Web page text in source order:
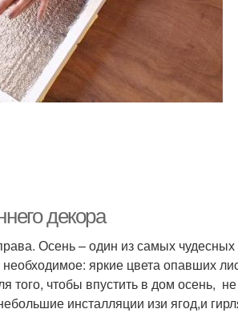
декора
Осень – один из самых
яркие цвета опавших
чтобы впустить в дом осень, не
инсталляции изи ягод,и